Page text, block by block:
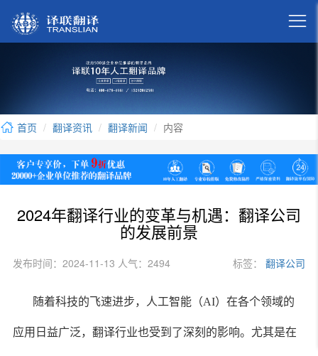

首页 翻译资讯 翻译新闻 内容
2024年翻译行业的变革与机遇：翻译公司
的发展前景
发布时间：2024-11-13 人气：2494 标签： 翻译公司
随着科技的飞速进步，人工智能（AI）在各个领域的
应用日益广泛，翻译行业也受到了深刻的影响。尤其是在